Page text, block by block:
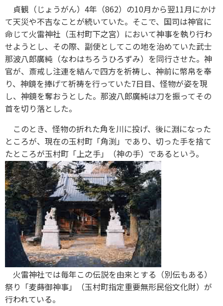
貞観（じょうがん）4年（862）の10月から翌11月にかけ
て天災や不吉なことが続いていた。そこで、国司は神官に
命じて火雷神社（玉村町下之宮）において神事を執り行わ
せようとし、その際、副使としてこの地を治めていた武士
那波八郎廣純（なわはちろうひろずみ）を同行させた。神
官が、斎戒し注連を結んで四方を祈祷し、神前に幣帛を奉
り、神鏡を捧げて祈祷を行っていた7日目、怪物が姿を現
し、神鏡を奪おうとした。那波八郎廣純は刀を振ってその
首を切り落とした。
このとき、怪物の折れた角を川に投げ、後に淵になった
ところが、現在の玉村町「角渕」であり、切った手を捨て
たところが玉村町「上之手」（神の手）であるという。
火雷神社では毎年この伝説を由来とする（別伝もある）
祭り「麦蒔御神事」（玉村町指定重要無形民俗文化財）が
行われている。